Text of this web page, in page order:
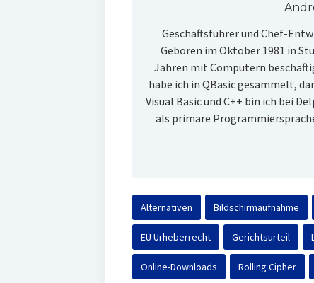
Geschäftsführer und Chef-
Geboren im Oktober 1981 in
Jahren mit Computern
habe ich in QBasic gesammelt,
Visual Basic und C++ bin ich bei
als primäre
Alternativen Bildschirmaufnahme
EU Urheberrecht Gerichtsurteil
Online-Downloads Rolling Cipher